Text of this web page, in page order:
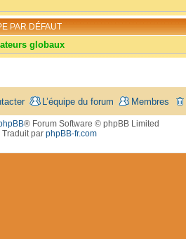
PAR DÉFAUT
globaux
Membres
L’équipe du forum
® Forum Software © phpBB Limited
Traduit par phpBB-fr.com